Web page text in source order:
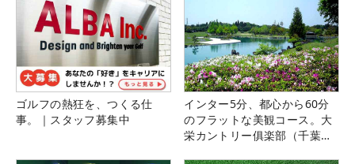
ゴルフの熱狂を、つくる仕
事。｜スタッフ募集中
インター5分、都心から60分
のフラットな美観コース。大
栄カントリー俱楽部（千葉